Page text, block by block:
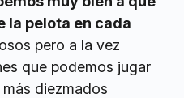
la pelota en cada
pero a la vez
que podemos jugar
diezmados